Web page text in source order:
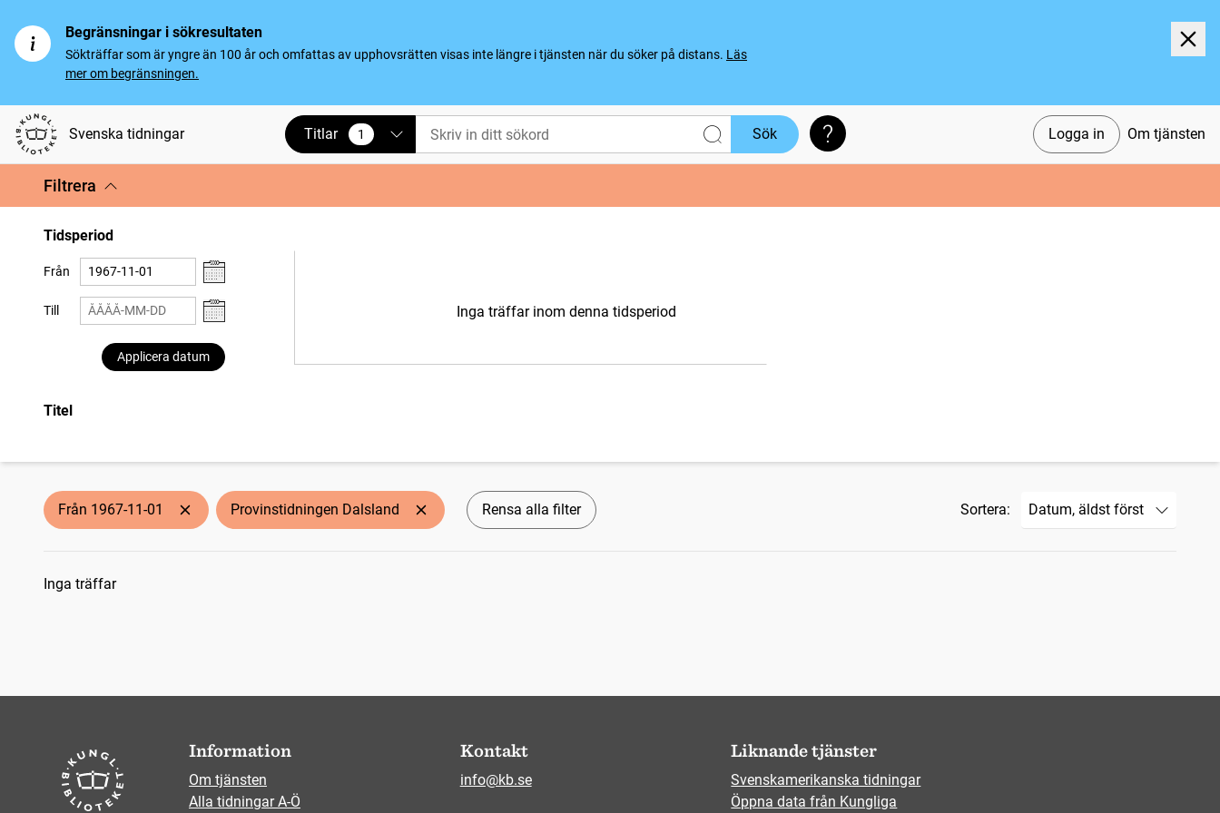
Begränsningar i sökresultaten
Sökträffar som är yngre än 100 år och omfattas av upphovsrätten visas inte längre i tjänsten när du söker på distans. Läs
mer om begränsningen.
Svenska tidningar Logga in Om tjänsten
Titlar 1
vald Sök Söktips
Filtrera
Tidsperiod
Från
Till
Applicera datum
Inga träffar inom denna tidsperiod
Titel
Från 1967-11-01 Provinstidningen Dalsland Rensa alla filter Sortera:
Sökresultat
Inga träffar
Information
Om tjänsten
Alla tidningar A-Ö
Kontakt
info@kb.se
Liknande tjänster
Svenskamerikanska tidningar
Öppna data från Kungliga